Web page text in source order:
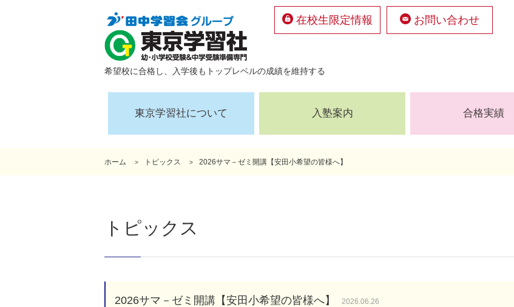
希望校に合格し、入学後もトップレベルの成績を維持する
在校生限定情報 お問い合わせ
東京学習社について 入塾案内 合格実績
ホーム トピックス 2026サマ－ゼミ開講【安田小希望の皆様へ】
トピックス
2026サマ－ゼミ開講【安田小希望の皆様へ】 2026.06.26